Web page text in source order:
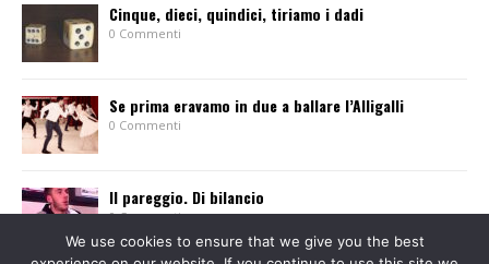
Cinque, dieci, quindici, tiriamo i dadi
0 Commenti
Se prima eravamo in due a ballare l’Alligalli
0 Commenti
Il pareggio. Di bilancio
0 Commenti
We use cookies to ensure that we give you the best